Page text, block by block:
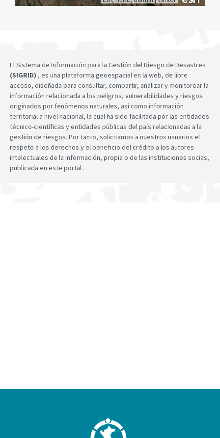
El Sistema de Información para la Gestión del Riesgo de Desastres
(SIGRID) , es una plataforma geoespacial en la web, de libre
acceso, diseñada para consultar, compartir, analizar y monitorear la
información relacionada a los peligros, vulnerabilidades y riesgos
originados por fenómenos naturales, así como información
territorial a nivel nacional, la cual ha sido facilitada por las entidades
técnico-científicas y entidades públicas del país relacionadas a la
gestión de riesgos. Por tanto, solicitamos a nuestros usuarios el
respeto a los derechos y el beneficio del crédito a los autores
intelectuales de la información, propia o de las instituciones socias,
publicada en este portal.